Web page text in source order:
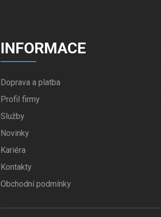
INFORMACE
Doprava a platba
Profil firmy
Služby
Novinky
Kariéra
Kontakty
Obchodní podmínky